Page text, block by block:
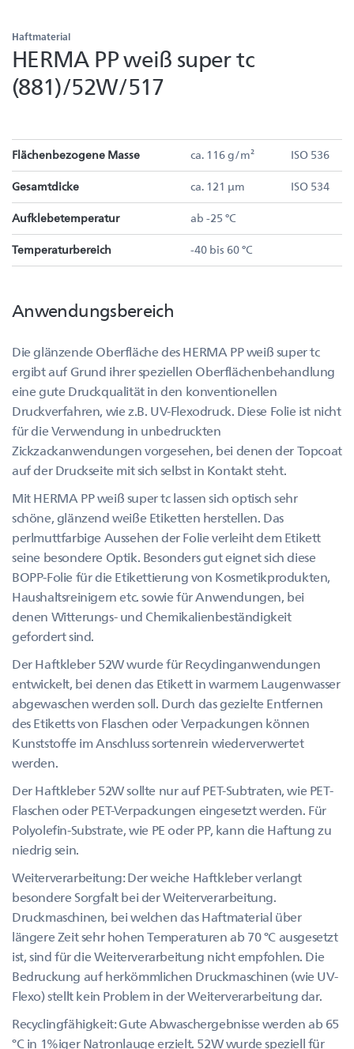
Haftmaterial
HERMA PP weiß super tc
(881)/52W/517
Flächenbezogene Masse ca. 116 g/m² ISO 536
Gesamtdicke ca. 121 µm ISO 534
Aufklebetemperatur ab -25 °C
Temperaturbereich -40 bis 60 °C
Anwendungsbereich
Die glänzende Oberfläche des HERMA PP weiß super tc
ergibt auf Grund ihrer speziellen Oberflächenbehandlung
eine gute Druckqualität in den konventionellen
Druckverfahren, wie z.B. UV-Flexodruck. Diese Folie ist nicht
für die Verwendung in unbedruckten
Zickzackanwendungen vorgesehen, bei denen der Topcoat
auf der Druckseite mit sich selbst in Kontakt steht.
Mit HERMA PP weiß super tc lassen sich optisch sehr
schöne, glänzend weiße Etiketten herstellen. Das
perlmuttfarbige Aussehen der Folie verleiht dem Etikett
seine besondere Optik. Besonders gut eignet sich diese
BOPP-Folie für die Etikettierung von Kosmetikprodukten,
Haushaltsreinigern etc. sowie für Anwendungen, bei
denen Witterungs- und Chemikalienbeständigkeit
gefordert sind.
Der Haftkleber 52W wurde für Recyclinganwendungen
entwickelt, bei denen das Etikett in warmem Laugenwasser
abgewaschen werden soll. Durch das gezielte Entfernen
des Etiketts von Flaschen oder Verpackungen können
Kunststoffe im Anschluss sortenrein wiederverwertet
werden.
Der Haftkleber 52W sollte nur auf PET-Subtraten, wie PET-
Flaschen oder PET-Verpackungen eingesetzt werden. Für
Polyolefin-Substrate, wie PE oder PP, kann die Haftung zu
niedrig sein.
Weiterverarbeitung: Der weiche Haftkleber verlangt
besondere Sorgfalt bei der Weiterverarbeitung.
Druckmaschinen, bei welchen das Haftmaterial über
längere Zeit sehr hohen Temperaturen ab 70 °C ausgesetzt
ist, sind für die Weiterverarbeitung nicht empfohlen. Die
Bedruckung auf herkömmlichen Druckmaschinen (wie UV-
Flexo) stellt kein Problem in der Weiterverarbeitung dar.
Recyclingfähigkeit: Gute Abwaschergebnisse werden ab 65
°C in 1%iger Natronlauge erzielt. 52W wurde speziell für